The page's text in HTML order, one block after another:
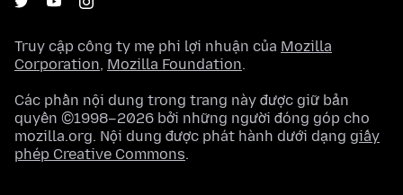
Truy cập công ty mẹ phi lợi nhuận của Mozilla
Corporation, Mozilla Foundation.
Các phần nội dung trong trang này được giữ bản
quyền ©1998–2026 bởi những người đóng góp cho
mozilla.org. Nội dung được phát hành dưới dạng giấy
phép Creative Commons.